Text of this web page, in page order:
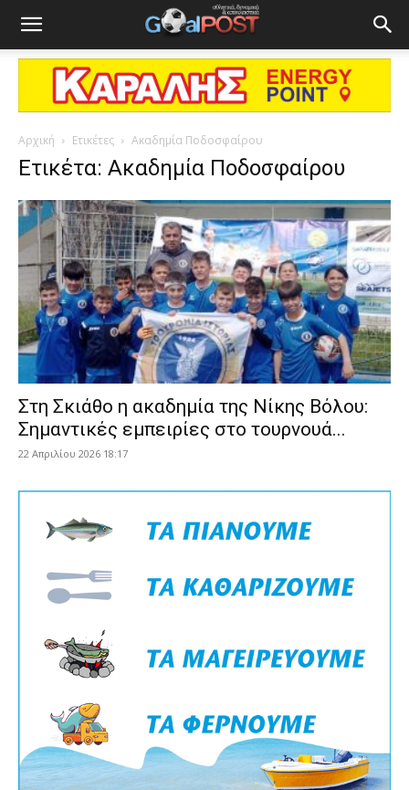
Αρχική Ετικέτες Ακαδημία Ποδοσφαίρου
Ετικέτα: Ακαδημία Ποδοσφαίρου
Στη Σκιάθο η ακαδημία της Νίκης Βόλου:
Σημαντικές εμπειρίες στο τουρνουά...
22 Απριλίου 2026 18:17